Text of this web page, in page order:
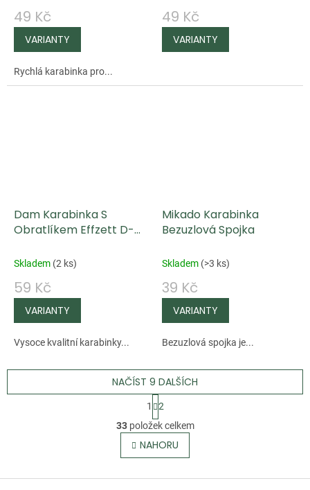
49 Kč
Rychlá karabinka pro...
49 Kč
Dam Karabinka S
Obratlíkem Effzett D-
Skladem (2 ks)
59 Kč
Vysoce kvalitní karabinky...
Mikado Karabinka
Bezuzlová Spojka
Skladem (>3 ks)
39 Kč
Bezuzlová spojka je...
O
v
l
á
NAČÍST 9 DALŠÍCH
S
t
r
á
n
k
1
2
33položek celkem
NAHORU